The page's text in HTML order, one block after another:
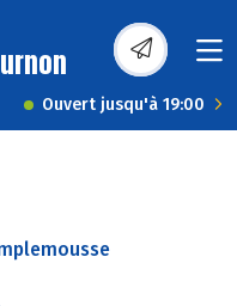
Ouvert jusqu'à 19:00